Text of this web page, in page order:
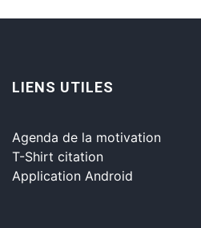
LIENS UTILES
Agenda de la motivation
T-Shirt citation
Application Android